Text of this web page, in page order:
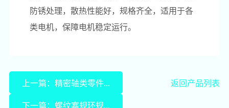
防锈处理，散热性能好，规格齐全，适用于各
类电机，保障电机稳定运行。
上一篇：精密轴类零件... 返回产品列表
下一篇：螺纹塞规环规...